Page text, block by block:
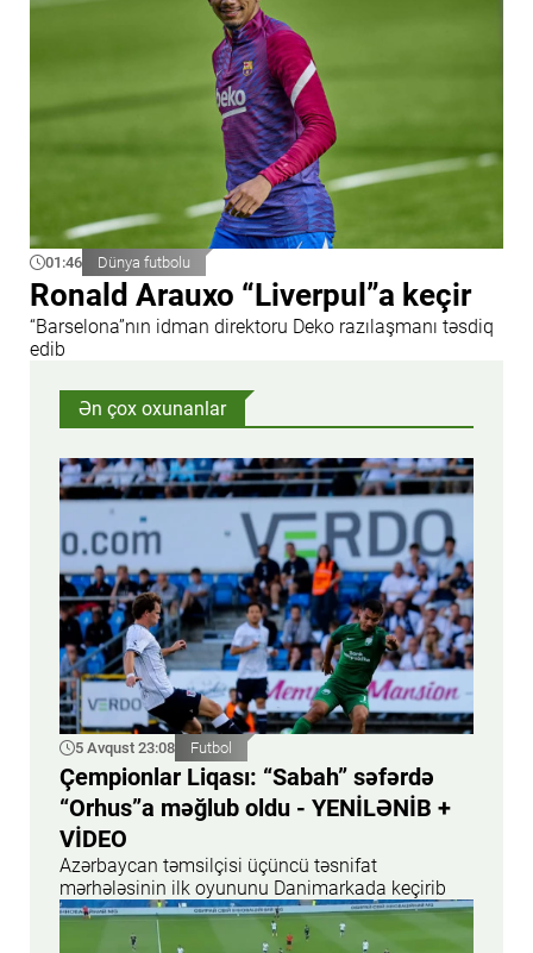
01:46 Dünya futbolu
Ronald Arauxo “Liverpul”a keçir
“Barselona”nın idman direktoru Deko razılaşmanı təsdiq
edib
Ən çox oxunanlar
5 Avqust 23:08 Futbol
Çempionlar Liqası: “Sabah” səfərdə
“Orhus”a məğlub oldu - YENİLƏNİB +
VİDEO
Azərbaycan təmsilçisi üçüncü təsnifat
mərhələsinin ilk oyununu Danimarkada keçirib